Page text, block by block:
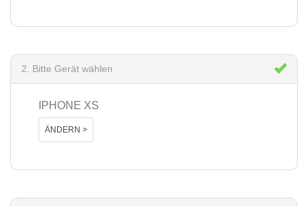
2. Bitte Gerät wählen
IPHONE XS
ÄNDERN >